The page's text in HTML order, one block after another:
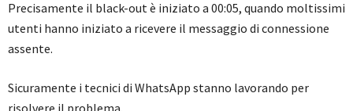
Precisamente il black-out è iniziato a 00:05, quando moltissimi
utenti hanno iniziato a ricevere il messaggio di connessione
assente.
Sicuramente i tecnici di WhatsApp stanno lavorando per